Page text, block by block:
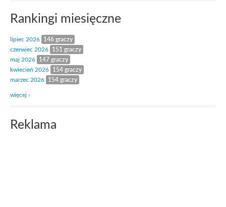
Rankingi miesięczne
lipiec 2026
146 graczy
czerwiec 2026
151 graczy
maj 2026
147 graczy
kwiecień 2026
154 graczy
marzec 2026
154 graczy
więcej ›
Reklama